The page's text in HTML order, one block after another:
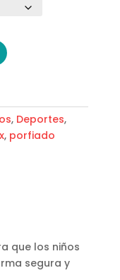
, Deportes,
, porfiado
que los niños
segura y